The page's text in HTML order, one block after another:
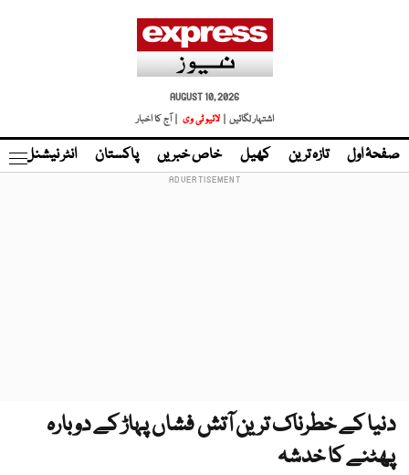
AUGUST 10, 2026
اشتہار لگائیں |
لائیو ٹی وی | آج کا اخبار
صفحۂ اول تازہ ترین کھیل خاص خبریں پاکستان انٹر نیشنل
دنیا کے خطرناک ترین آتش فشاں پہاڑ کے دوبارہ
پھٹنے کا خدشہ